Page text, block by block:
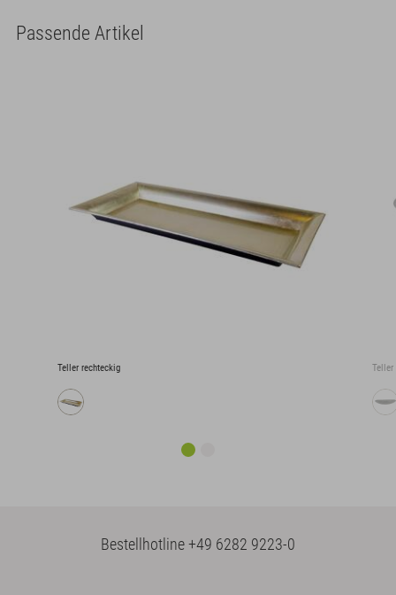
Passende Artikel
Teller rechteckig
Bestellhotline+49 6282 9223-0